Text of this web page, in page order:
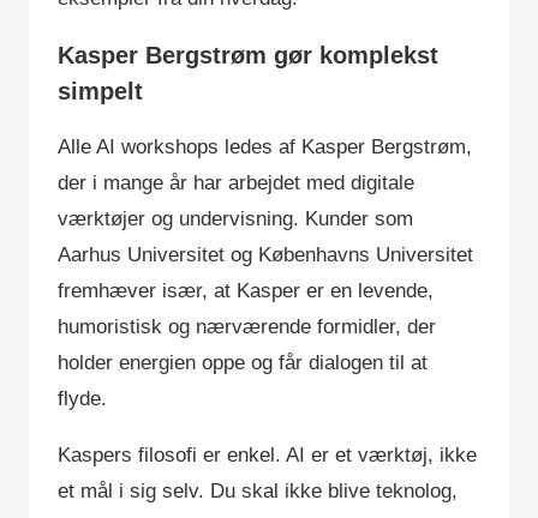
Kasper Bergstrøm gør komplekst
simpelt
Alle AI workshops ledes af Kasper Bergstrøm,
der i mange år har arbejdet med digitale
værktøjer og undervisning. Kunder som
Aarhus Universitet og Københavns Universitet
fremhæver især, at Kasper er en levende,
humoristisk og nærværende formidler, der
holder energien oppe og får dialogen til at
flyde.
Kaspers filosofi er enkel. AI er et værktøj, ikke
et mål i sig selv. Du skal ikke blive teknolog,